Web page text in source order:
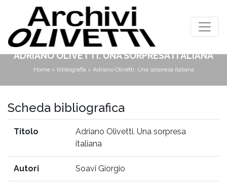
ADRIANO OLIVETTI. UNA SORPRESA ITALIANA
Home> bibliografia > Adriano Olivetti. Una sorpresa italiana
Scheda bibliografica
Titolo
Adriano Olivetti. Una sorpresa
italiana
Autori Soavi Giorgio